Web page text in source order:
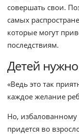
совершать свои.
самых
которые могут
последствиям.
Детей
«Ведь это так
каждое желание
Но, избалованному
придется во